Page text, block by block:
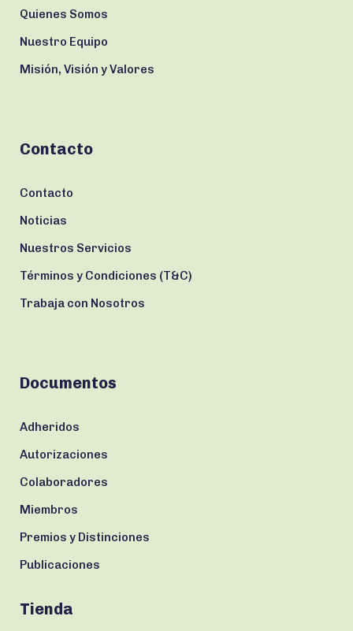
Quienes Somos
Nuestro Equipo
Misión, Visión y Valores
Contacto
Contacto
Noticias
Nuestros Servicios
Términos y Condiciones (T&C)
Trabaja con Nosotros
Documentos
Adheridos
Autorizaciones
Colaboradores
Miembros
Premios y Distinciones
Publicaciones
Tienda